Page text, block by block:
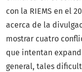
con la RIEMS en el
acerca de la
mostrar cuatro
que intentan
general, tales